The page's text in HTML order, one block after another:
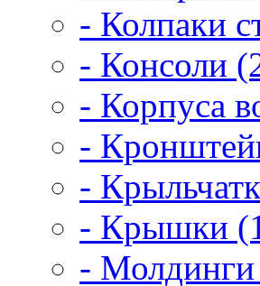
- Колпаки
- Консоли
- Корпуса
-
-
- Крышки
-